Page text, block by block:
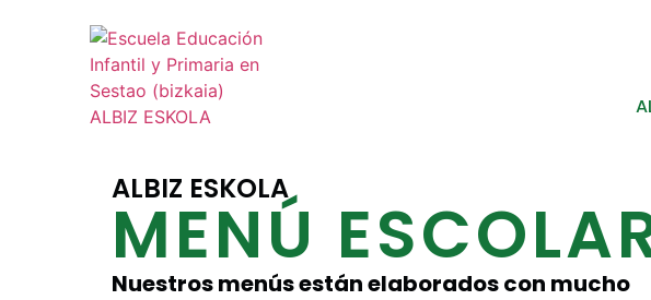
ALBIZ ESKOLA
MENÚ
Nuestros menús están elaborados con mucho